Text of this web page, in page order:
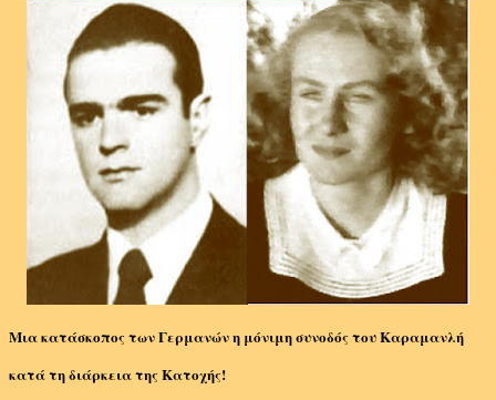
Μια κατάσκοπος των Γερμανώνη μόνιμη συνοδός του Καραμανλή
κατά τη διάρκεια της Κατοχής!